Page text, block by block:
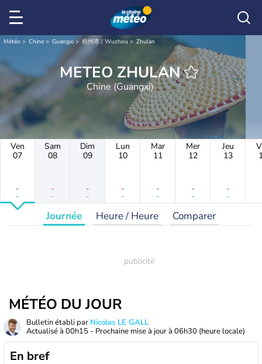
Météo Chine Guangxi 梧州市 / Wuzhou Zhulan
METEO ZHULAN
Chine (Guangxi)
Ven
07
-
-
Sam
08
-
-
Dim
09
-
-
Lun
10
-
-
Mar
11
-
-
Mer
12
-
-
Jeu
13
-
-
Journée Heure / Heure Comparer
MÉTÉO DU JOUR
Bulletin établi par Nicolas LE GALL
Actualisé à 00h15 - Prochaine mise à jour à 06h30 (heure locale)
En bref